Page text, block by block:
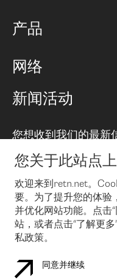
您关于此站点
欢迎来到retn.net。
要。为了提升您的体验
并优化网站功能。点击
站，或者点击“了解更
私政策。
同意并继续
PoP 点
对等互联政策
RTT Map
产品
互联网
远程 IX
云连接
防DDoS攻击保护服务
网络
可控全球私用网络
BGP 解决方案
TRANSKZ
网络安全
新闻活动
您想收到我们的最新
在您接受了我们的隐私条款
闻和活动。 您也可以随时
阅
COOKIE 政策